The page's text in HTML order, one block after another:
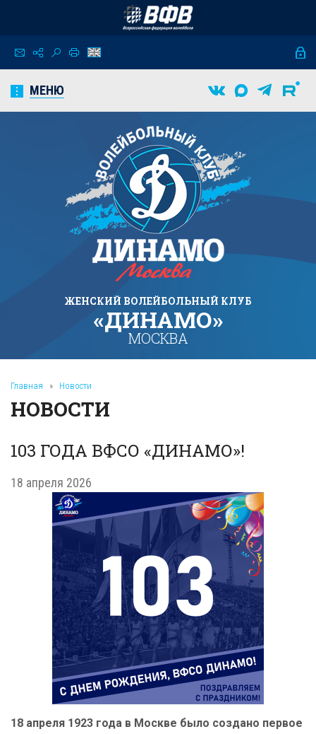
МЕНЮ
ЖЕНСКИЙ ВОЛЕЙБОЛЬНЫЙ КЛУБ
«ДИНАМО»
МОСКВА
Главная » Новости
НОВОСТИ
103 ГОДА ВФСО «ДИНАМО»!
18 апреля 2026
18 апреля 1923 года в Москве было создано первое